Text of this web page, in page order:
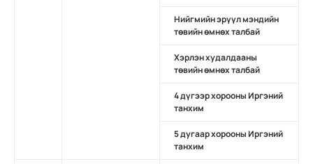
Нийгмийн эрүүл мэндийн
төвийн өмнөх талбай
Хэрлэн худалдааны
төвийн өмнөх талбай
4 дүгээр хорооны Иргэний
танхим
5 дугаар хорооны Иргэний
танхим